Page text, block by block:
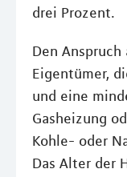
drei Prozent.
Den Anspruch
Eigentümer,
und eine
Gasheizung
Kohle- oder
Das Alter der